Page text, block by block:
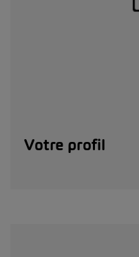
Votre profil